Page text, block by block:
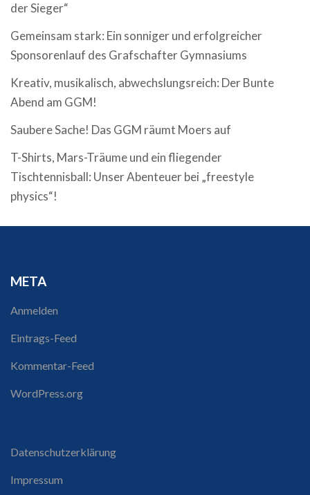
der Sieger“
Gemeinsam stark: Ein sonniger und erfolgreicher
Sponsorenlauf des Grafschafter Gymnasiums
Kreativ, musikalisch, abwechslungsreich: Der Bunte
Abend am GGM!
Saubere Sache! Das GGM räumt Moers auf
T-Shirts, Mars-Träume und ein fliegender
Tischtennisball: Unser Abenteuer bei „freestyle
physics“!
META
Anmelden
Eintrags-Feed
Kommentar-Feed
WordPress.org
Datenschutzerklärung
Impressum